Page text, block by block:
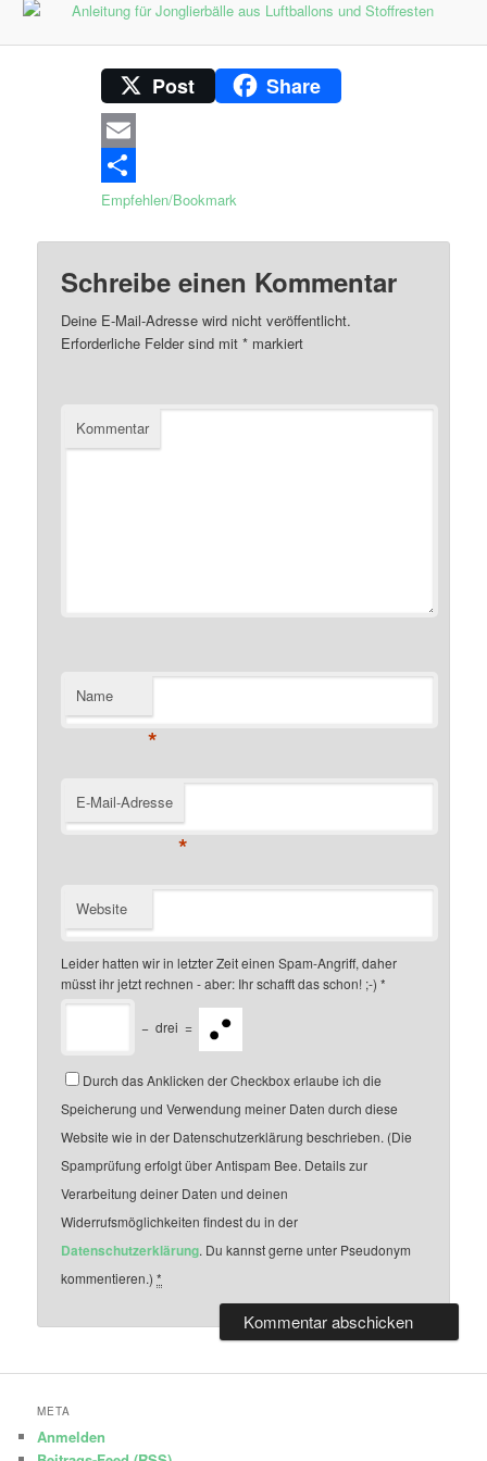
Post Share
Email
Empfehlen/Bookmark
Schreibe einen Kommentar
Deine E-Mail-Adresse wird nicht veröffentlicht.
Erforderliche Felder sind mit* markiert
Kommentar
Name
*
E-Mail-Adresse
*
Website
Leider hatten wir in letzter Zeit einen Spam-Angriff, daher
müsst ihr jetzt rechnen - aber: Ihr schafft das schon! ;-) *
− drei =
Durch das Anklicken der Checkbox erlaube ich die
Speicherung und Verwendung meiner Daten durch diese
Website wie in der Datenschutzerklärung beschrieben. (Die
Spamprüfung erfolgt über Antispam Bee. Details zur
Verarbeitung deiner Daten und deinen
Widerrufsmöglichkeiten findest du in der
Datenschutzerklärung. Du kannst gerne unter Pseudonym
kommentieren.)*
META
Anmelden